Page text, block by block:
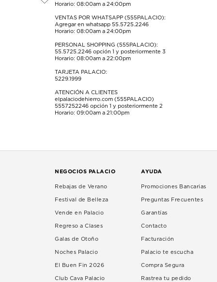
envío.
Horario: 08:00am a 24:00pm
VENTAS POR WHATSAPP (555PALACIO):
Agregar en whatsapp 55.5725.2246
Horario: 08:00am a 24:00pm
PERSONAL SHOPPING (555PALACIO):
55.5725.2246 opción 1 y posteriormente 3
Horario: 08:00am a 22:00pm
TARJETA PALACIO:
5229.1999
ATENCIÓN A CLIENTES
elpalaciodehierro.com (555PALACIO)
5557252246 opción 1 y posteriormente 2
Horario: 09:00am a 21:00pm
NEGOCIOS PALACIO
Rebajas de Verano
Festival de Belleza
Vende en Palacio
Regreso a Clases
Galas de Otoño
Noches Palacio
El Buen Fin 2026
Club Cava Palacio
AYUDA
Promociones Bancarias
Preguntas Frecuentes
Garantías
Contacto
Facturación
Palacio te escucha
Compra Segura
Rastrea tu pedido